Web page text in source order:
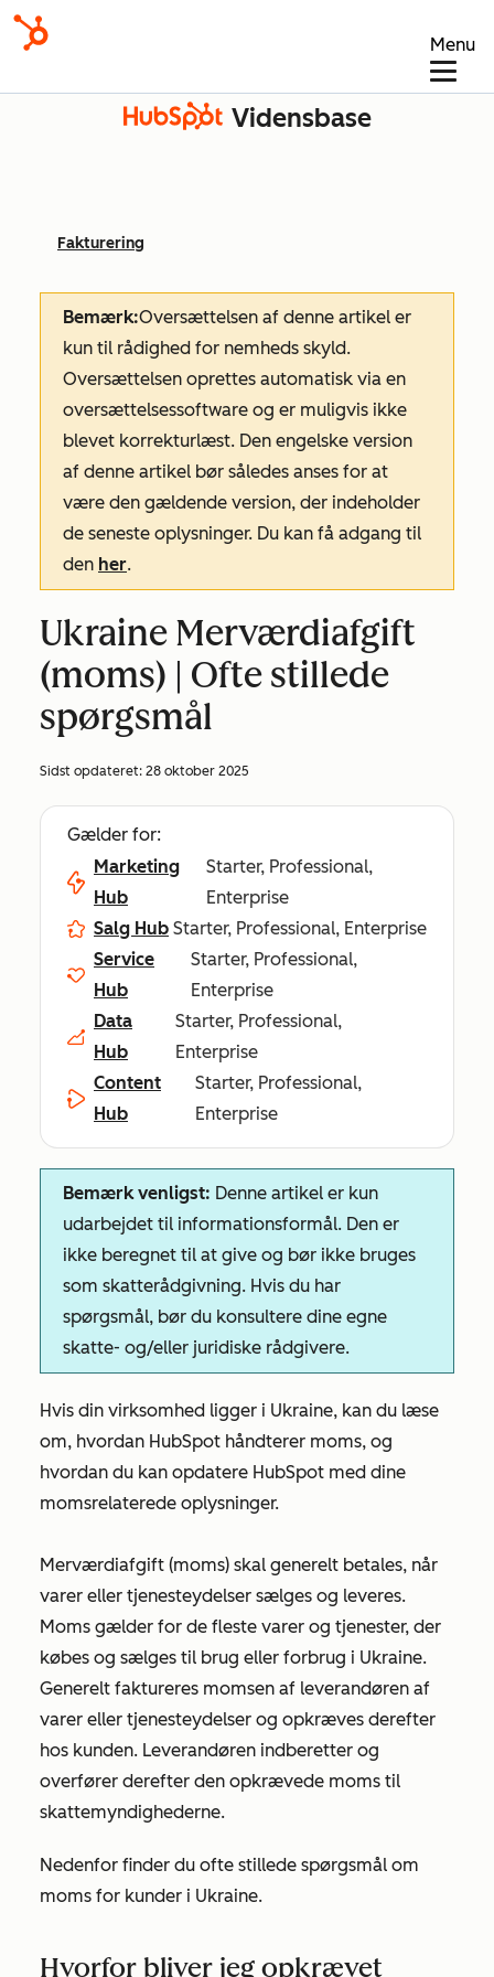
Menu
Vidensbase
Fakturering
Bemærk:Oversættelsen af denne artikel er
kun til rådighed for nemheds skyld.
Oversættelsen oprettes automatisk via en
oversættelsessoftware og er muligvis ikke
blevet korrekturlæst. Den engelske version
af denne artikel bør således anses for at
være den gældende version, der indeholder
de seneste oplysninger. Du kan få adgang til
den her.
Ukraine Merværdiafgift
(moms) | Ofte stillede
spørgsmål
Sidst opdateret: 28 oktober 2025
Gælder for:
Marketing
Hub
Starter, Professional,
Enterprise
Salg Hub Starter, Professional, Enterprise
Service
Hub
Starter, Professional,
Enterprise
Data
Hub
Starter, Professional,
Enterprise
Content
Hub
Starter, Professional,
Enterprise
Bemærk venligst: Denne artikel er kun
udarbejdet til informationsformål. Den er
ikke beregnet til at give og bør ikke bruges
som skatterådgivning. Hvis du har
spørgsmål, bør du konsultere dine egne
skatte- og/eller juridiske rådgivere.
Hvis din virksomhed ligger i Ukraine, kan du læse
om, hvordan HubSpot håndterer moms, og
hvordan du kan opdatere HubSpot med dine
momsrelaterede oplysninger.
Merværdiafgift (moms) skal generelt betales, når
varer eller tjenesteydelser sælges og leveres.
Moms gælder for de fleste varer og tjenester, der
købes og sælges til brug eller forbrug i Ukraine.
Generelt faktureres momsen af leverandøren af
varer eller tjenesteydelser og opkræves derefter
hos kunden. Leverandøren indberetter og
overfører derefter den opkrævede moms til
skattemyndighederne.
Nedenfor finder du ofte stillede spørgsmål om
moms for kunder i Ukraine.
Hvorfor bliver jeg opkrævet